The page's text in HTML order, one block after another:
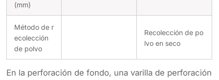
(mm)
Método de r
ecolección
de polvo
Recolección de po
lvo en seco
En la perforación de fondo, una varilla de perforación